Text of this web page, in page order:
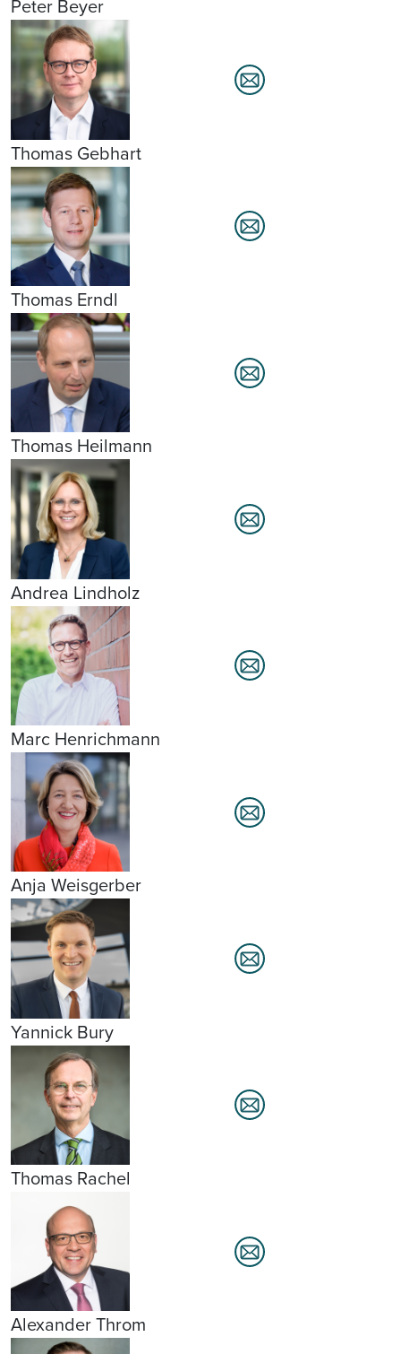
Peter Beyer
Thomas Gebhart
Thomas Erndl
Thomas Heilmann
Andrea Lindholz
Marc Henrichmann
Anja Weisgerber
Yannick Bury
Thomas Rachel
Alexander Throm